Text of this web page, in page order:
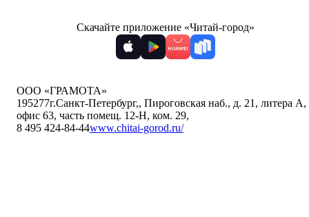
Скачайте приложение «Читай-город»
ООО «ГРАМОТА»
195277г.Санкт-Петербург,, Пироговская наб., д. 21, литера А,
офис 63, часть помещ. 12-Н, ком. 29,
8 495 424-84-44www.chitai-gorod.ru/